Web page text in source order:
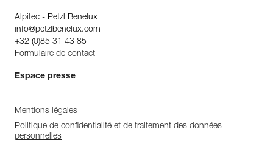
Alpitec - Petzl Benelux
info@petzlbenelux.com
+32 (0)85 31 43 85
Formulaire de contact
Espace presse
Mentions légales
Politique de confidentialité et de traitement des données
personnelles